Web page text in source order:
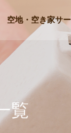
空地・空き家サ
覧